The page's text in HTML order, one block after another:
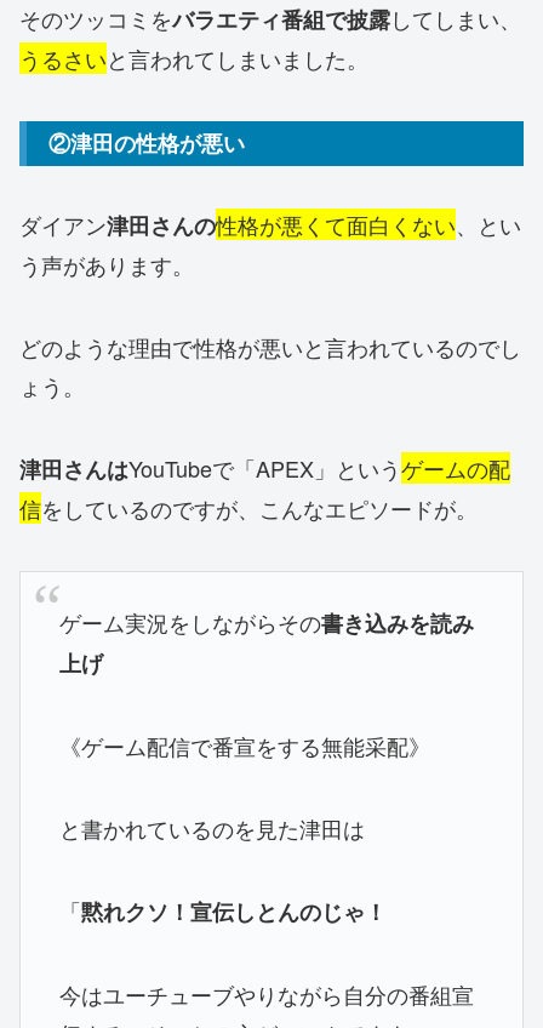
そのツッコミをバラエティ番組で披露してしまい、
うるさいと言われてしまいました。
②津田の性格が悪い
ダイアン津田さんの性格が悪くて面白くない、とい
う声があります。
どのような理由で性格が悪いと言われているのでし
ょう。
津田さんはYouTubeで「APEX」というゲームの配
信をしているのですが、こんなエピソードが。
ゲーム実況をしながらその書き込みを読み
上げ
《ゲーム配信で番宣をする無能采配》
と書かれているのを見た津田は
「黙れクソ！宣伝しとんのじゃ！
今はユーチューブやりながら自分の番組宣